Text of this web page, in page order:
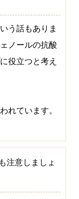
う話もありま
ノールの抗酸
役立つと考え
れています。
注意しましょ